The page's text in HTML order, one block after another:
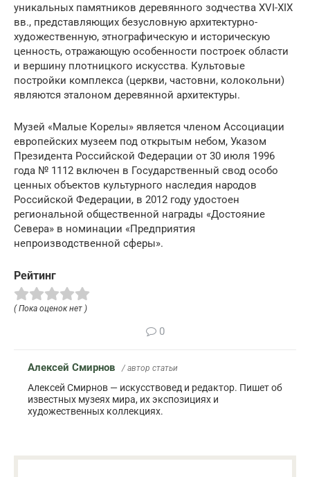
уникальных памятников деревянного зодчества XVI-XIX
вв., представляющих безусловную архитектурно-
художественную, этнографическую и историческую
ценность, отражающую особенности построек области
и вершину плотницкого искусства. Культовые
постройки комплекса (церкви, частовни, колокольни)
являются эталоном деревянной архитектуры.
Музей «Малые Корелы» является членом Ассоциации
европейских музеем под открытым небом, Указом
Президента Российской Федерации от 30 июля 1996
года № 1112 включен в Государственный свод особо
ценных объектов культурного наследия народов
Российской Федерации, в 2012 году удостоен
региональной общественной награды «Достояние
Севера» в номинации «Предприятия
непроизводственной сферы».
Рейтинг
( Пока оценок нет )
0
Алексей Смирнов / автор статьи
Алексей Смирнов — искусствовед и редактор. Пишет об
известных музеях мира, их экспозициях и
художественных коллекциях.